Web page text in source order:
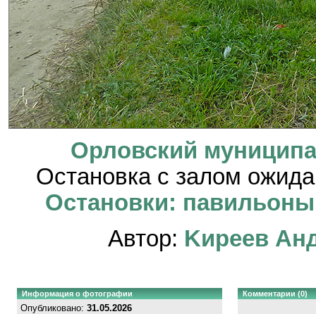
Орловский
Остановка с залом
Остановки:
Автор: Kиpeeв
Информация о фотографии
Опубликовано: 31.05.2026
Комментарии (0)